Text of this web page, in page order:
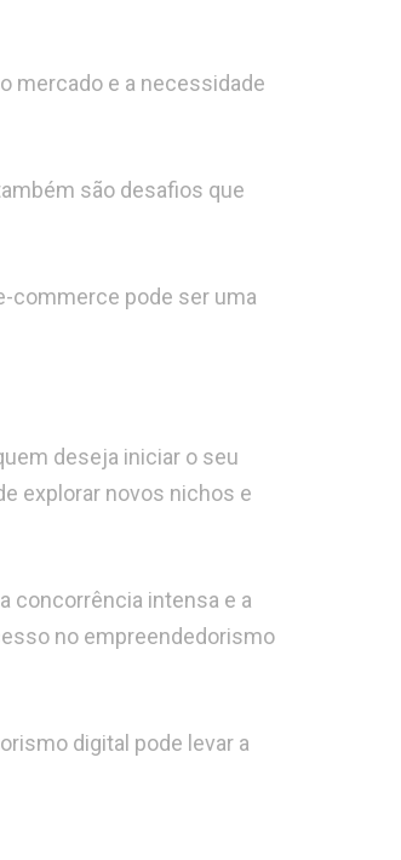
mercado e a necessidade
são desafios que
commerce pode ser uma
deseja iniciar o seu
explorar novos nichos e
concorrência intensa e a
no empreendedorismo
digital pode levar a